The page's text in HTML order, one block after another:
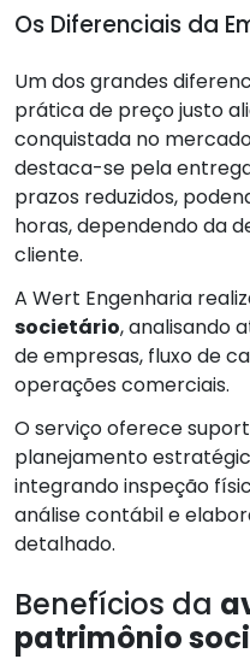
Os Diferenciais da
Um dos grandes
prática de preço justo
conquistada no
destaca-se pela
prazos reduzidos,
horas, dependendo da
cliente.
A Wert Engenharia
societário, analisando
de empresas, fluxo de
operações comerciais.
O serviço oferece
planejamento
integrando inspeção
análise contábil e
detalhado.
Benefícios da
patrimônio